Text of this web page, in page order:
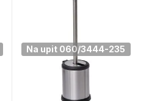
Na upit 060/3444-235